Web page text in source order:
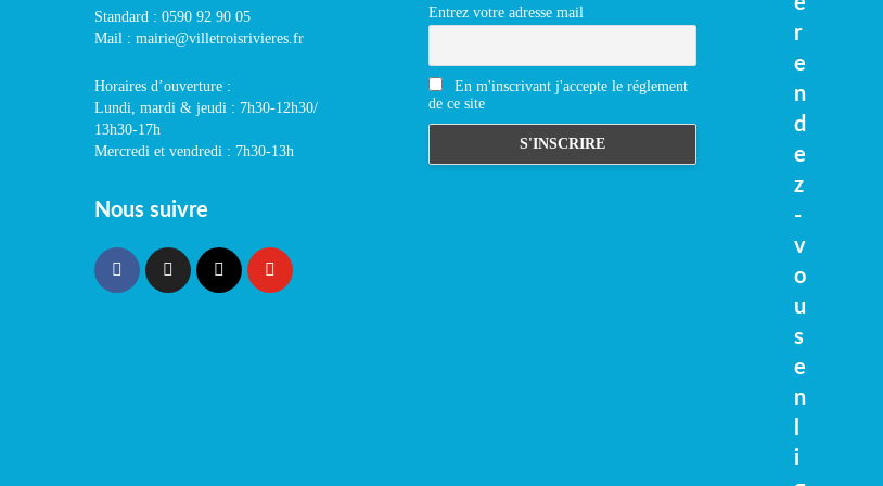
Standard : 0590 92 90 05
Mail : mairie@villetroisrivieres.fr
Horaires d’ouverture :
Lundi, mardi & jeudi : 7h30-12h30/
13h30-17h
Mercredi et vendredi : 7h30-13h
Nous suivre
Entrez votre adresse mail
En m'inscrivant j'accepte le réglement
de ce site
r
e
n
d
e
z
-
v
o
u
s
e
n
i